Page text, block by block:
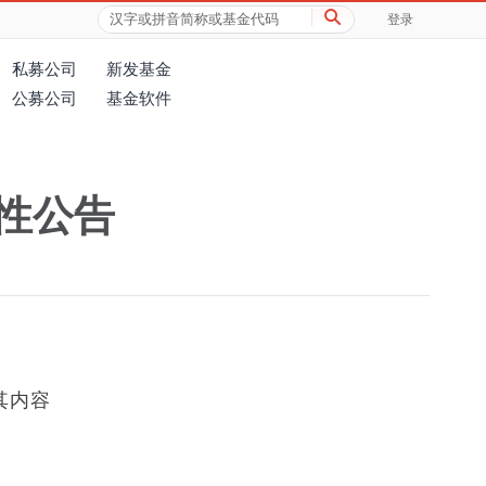
登录
私募公司
新发基金
公募公司 基金软件
公告
内容